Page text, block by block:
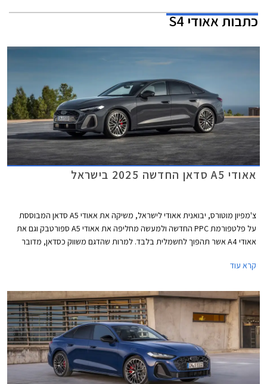
כתבותאאודי S4
אאודי A5 סדאן החדשה 2025 בישראל
צ'מפיון מוטורס, יבואנית אאודי לישראל, משיקה את אאודי A5 סדאן המבוססת
על פלטפורמת PPC החדשה ולמעשה מחליפה את אאודי A5 ספורטבק וגם את
אאודי A4 אשר תהפוך לחשמלית בלבד. למרות שהדגם משווק כסדאן, מדובר
A5 גם בתצורת אוונט (סטיישן) שאינה מגיעה אלינו.
קרא עוד